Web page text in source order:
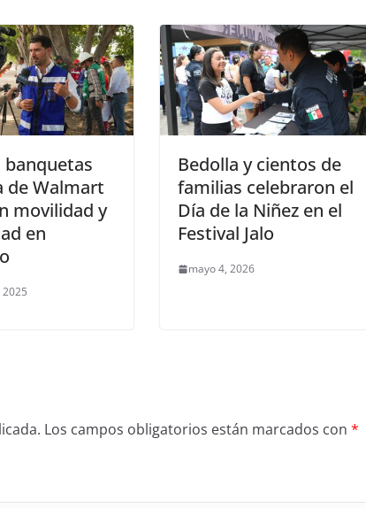
banquetas
de Walmart
movilidad y
en
Bedolla y cientos de
familias celebraron el
Día de la Niñez en el
Festival Jalo
mayo 4, 2026
Los campos obligatorios están marcados con *